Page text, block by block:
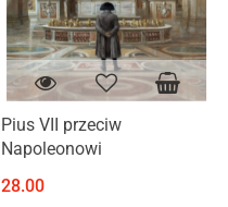
Pius VII przeciw
Napoleonowi
28.00